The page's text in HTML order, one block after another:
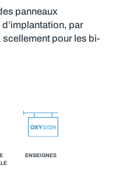
panneaux
d’implantation, par
pour les bi-
ENSEIGNES